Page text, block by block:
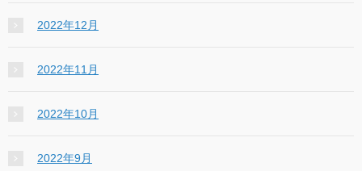
2022年12月
2022年11月
2022年10月
2022年9月